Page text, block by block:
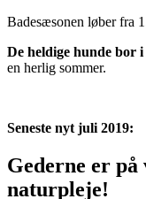
Badesæsonen løber fra
De heldige hunde bor i
en herlig sommer.
Seneste nyt juli 2019:
Gederne er
naturpleje!